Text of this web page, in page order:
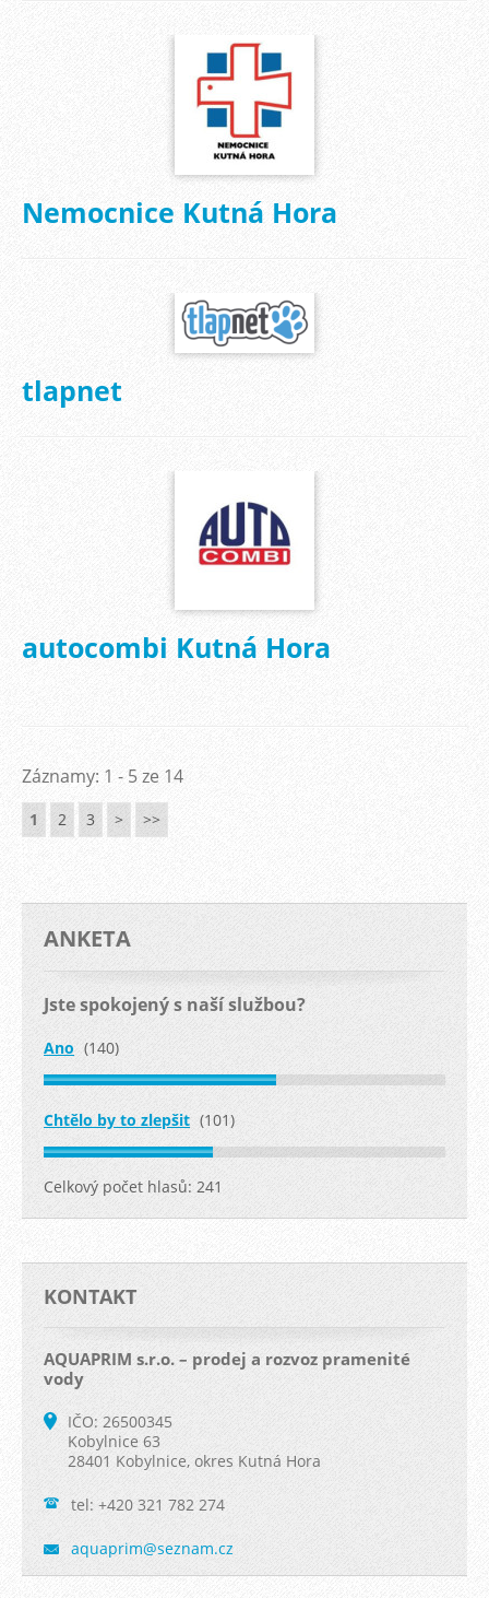
Nemocnice Kutná Hora
tlapnet
autocombi Kutná Hora
Záznamy: 1 - 5 ze 14
1 2 3 > >>
ANKETA
Jste spokojený s naší službou?
Ano (140)
Chtělo by to zlepšit (101)
Celkový počet hlasů: 241
KONTAKT
AQUAPRIM s.r.o. – prodej a rozvoz pramenité
vody
IČO: 26500345
Kobylnice 63
28401 Kobylnice, okres Kutná Hora
tel: +420 321 782 274
aquaprim@seznam.cz